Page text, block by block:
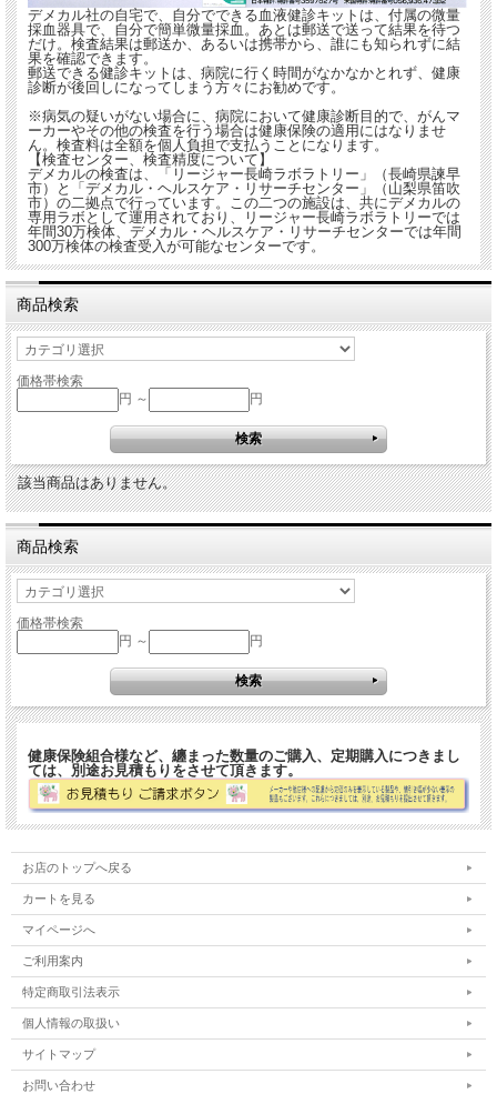
デメカル社の自宅で、自分でできる血液健診キットは、付属の微量
採血器具で、自分で簡単微量採血。あとは郵送で送って結果を待つ
だけ。検査結果は郵送か、あるいは携帯から、誰にも知られずに結
果を確認できます。
郵送できる健診キットは、病院に行く時間がなかなかとれず、健康
診断が後回しになってしまう方々にお勧めです。
※病気の疑いがない場合に、病院において健康診断目的で、がんマ
ーカーやその他の検査を行う場合は健康保険の適用にはなりませ
ん。検査料は全額を個人負担で支払うことになります。
【検査センター、検査精度について】
デメカルの検査は、「リージャー長崎ラボラトリー」（長崎県諫早
市）と「デメカル・ヘルスケア・リサーチセンター」（山梨県笛吹
市）の二拠点で行っています。この二つの施設は、共にデメカルの
専用ラボとして運用されており、リージャー長崎ラボラトリーでは
年間30万検体、デメカル・ヘルスケア・リサーチセンターでは年間
300万検体の検査受入が可能なセンターです。
商品検索
価格帯検索
円 ～
円
該当商品はありません。
商品検索
価格帯検索
円 ～
円
健康保険組合様など、纏まった数量のご購入、定期購入につきまし
ては、別途お見積もりをさせて頂きます。
お店のトップへ戻る
カートを見る
マイページへ
ご利用案内
特定商取引法表示
個人情報の取扱い
サイトマップ
お問い合わせ